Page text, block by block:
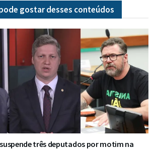
gostar desses conteúdos
três deputados por motim na